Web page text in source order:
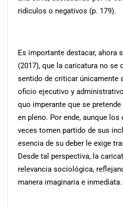
ridículos o negativos (p. 179).
Es importante destacar, ahora
(2017), que la caricatura no se
sentido de criticar únicamente
oficio ejecutivo y
quo imperante que se
en pleno. Por ende, aunque los
veces tomen partido de sus
esencia de su deber le exige
Desde tal perspectiva, la
relevancia sociológica,
manera imaginaria e inmediata.